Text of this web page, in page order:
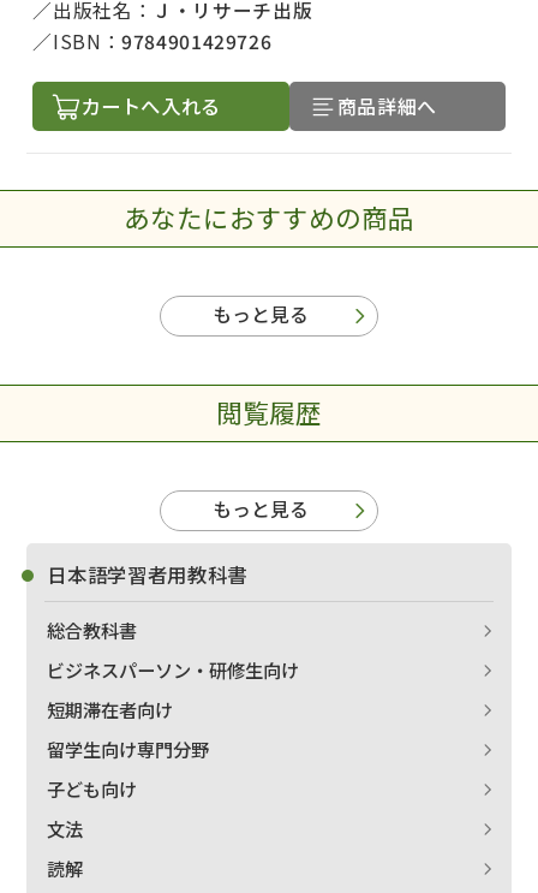
出版社名で絞り込む
著者名で絞り込む
出版社名： Ｊ・リサーチ出版
ISBN：9784901429726
カートへ入れる 商品詳細へ
あなたにおすすめの商品
もっと見る
閲覧履歴
もっと見る
日本語学習者用教科書
総合教科書
ビジネスパーソン・研修生向け
短期滞在者向け
留学生向け専門分野
子ども向け
文法
読解